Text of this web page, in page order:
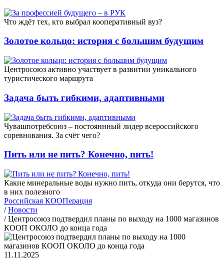
Что ждёт тех, кто выбрал кооперативный вуз?
Золотое кольцо: история с большим будущим
Центросоюз активно участвует в развитии уникального
туристического маршрута
Задача быть гибкими, адаптивными
Чувашпотребсоюз – постояннный лидер всероссийского
соревнования. За счёт чего?
Пить или не пить? Конечно, пить!
Какие минеральные воды нужно пить, откуда они берутся, что
в них полезного
Российская КООПерация
/ Новости
/ Центросоюз подтвердил планы по выходу на 1000 магазинов
КООП ОКОЛО до конца года
11.11.2025